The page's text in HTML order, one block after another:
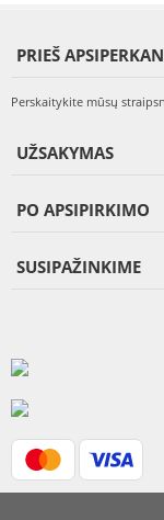
PRIEŠ
Perskaitykite mūsų
UŽSAKYMAS
PO APSIPIRKIMO
SUSIPAŽINKIME